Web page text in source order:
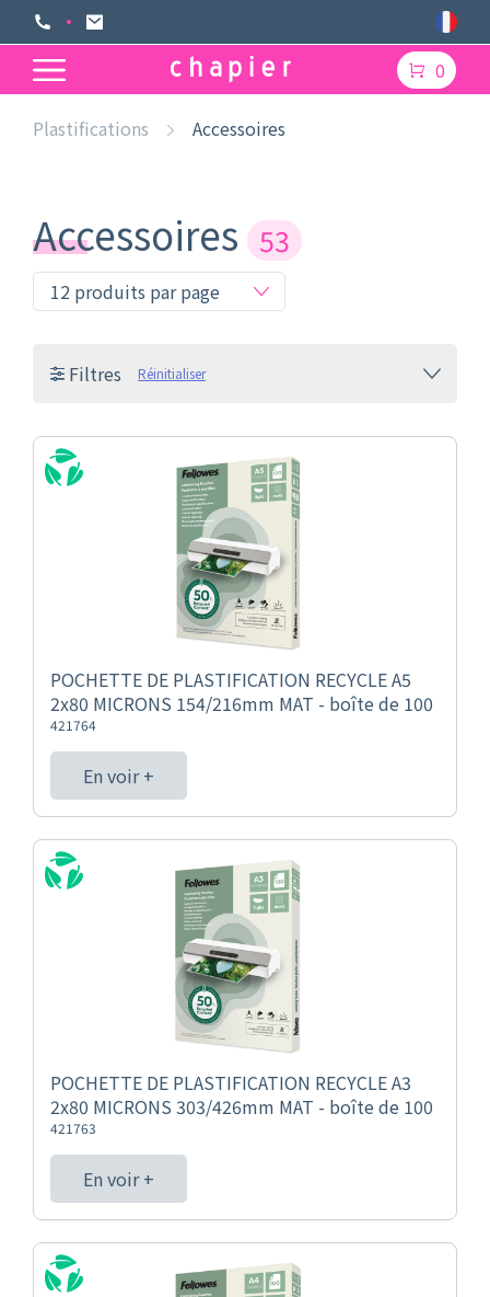
0
Plastifications Accessoires
Accessoires 53
Filtres Réinitialiser
POCHETTE DE PLASTIFICATION RECYCLE A5
2x80 MICRONS 154/216mm MAT - boîte de 100
421764
En voir +
POCHETTE DE PLASTIFICATION RECYCLE A3
2x80 MICRONS 303/426mm MAT - boîte de 100
421763
En voir +